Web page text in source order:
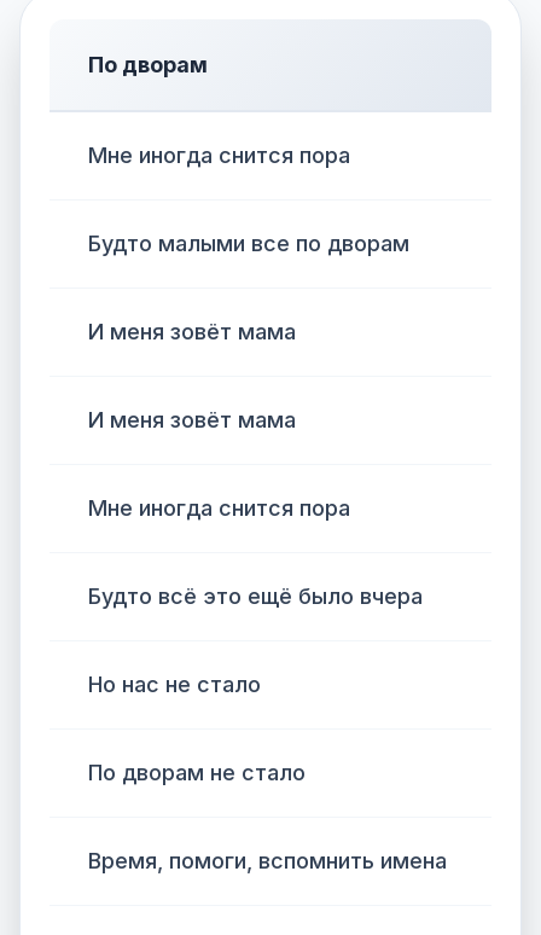
По дворам
Мне иногда снится пора
Будто малыми все по дворам
И меня зовёт мама
И меня зовёт мама
Мне иногда снится пора
Будто всё это ещё было вчера
Но нас не стало
По дворам не стало
Время, помоги, вспомнить имена